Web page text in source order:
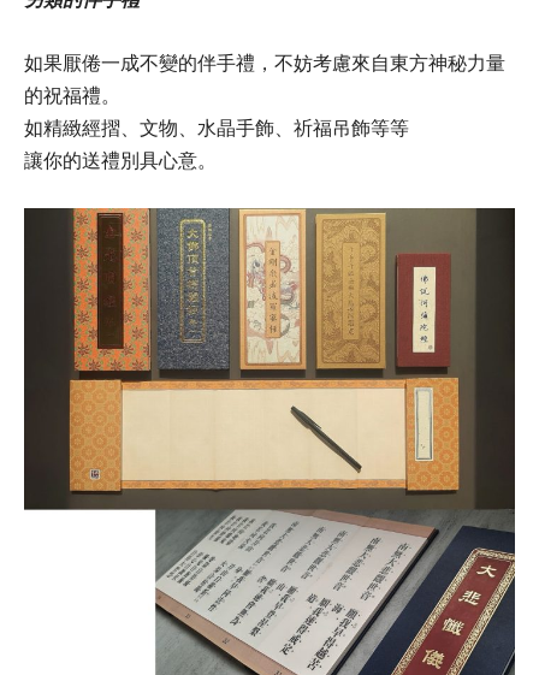
如果厭倦一成不變的伴手禮，不妨考慮來自東方神秘力量
的祝福禮。
如精緻經摺、文物、水晶手飾、祈福吊飾等等
讓你的送禮別具心意。